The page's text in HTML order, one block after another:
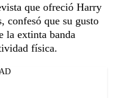
que ofreció Harry
confesó que su gusto
la extinta banda
física.